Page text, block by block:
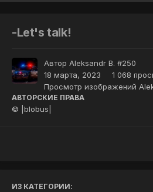
-Let's talk!
Автор Aleksandr B. #250
18 марта, 2023
1 068
Просмотр изображений
АВТОРСКИЕ ПРАВА
© |blobus|
ИЗ КАТЕГОРИИ: